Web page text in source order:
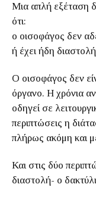
Μια απλή εξέταση
ότι:
ο οισοφάγος δεν
ή έχει ήδη
Ο οισοφάγος δεν
όργανο. Η χρόνια
οδηγεί σε
περιπτώσεις η
πλήρως ακόμη και
Και στις δύο
διαστολή- ο